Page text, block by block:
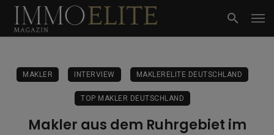
MAKLER INTERVIEW MAKLERELITE DEUTSCHLAND
TOP MAKLER DEUTSCHLAND
Makler aus dem Ruhrgebiet im